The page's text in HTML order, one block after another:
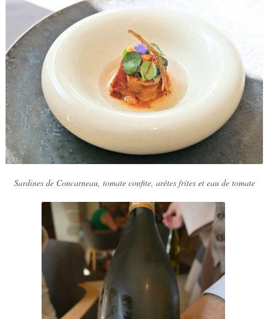
Sardines de Concarneau, tomate confite, arêtes frites et eau de tomate